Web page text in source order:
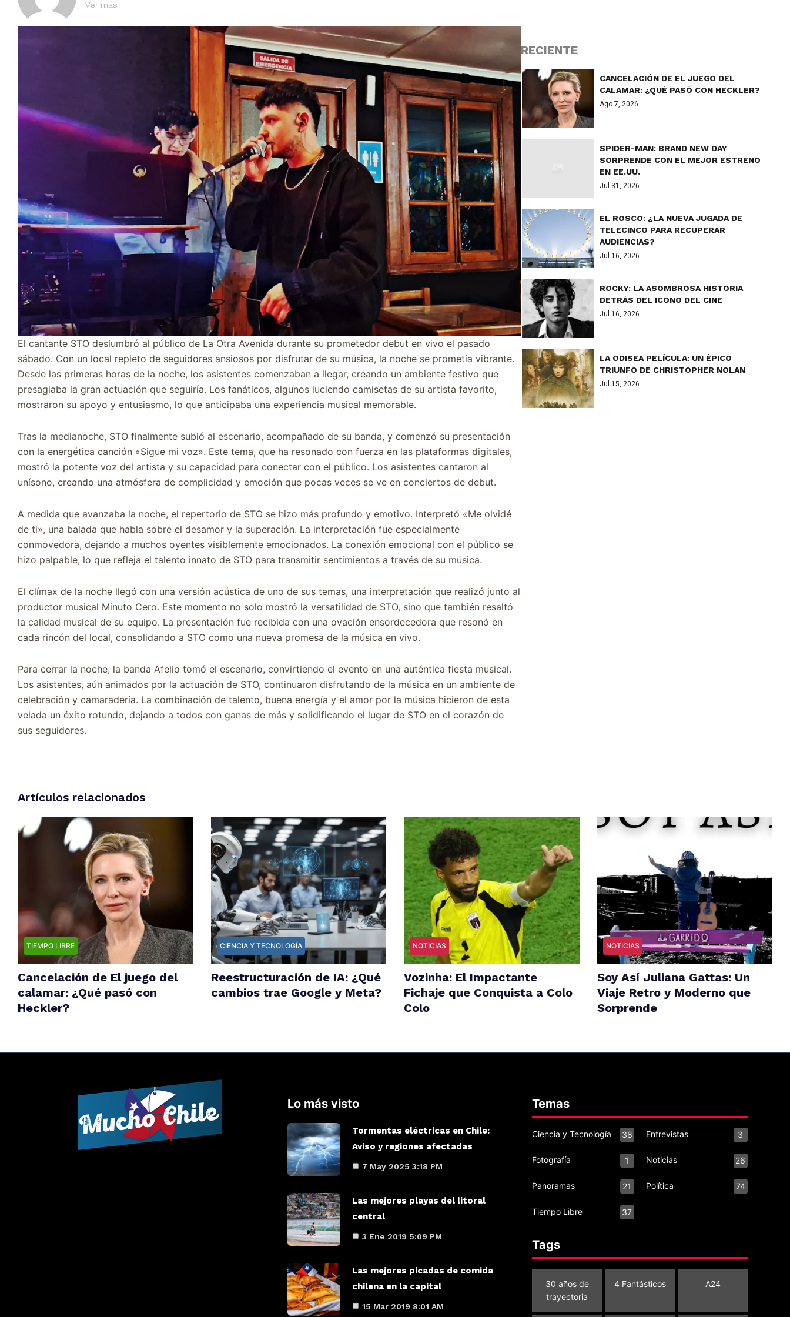
Ver más
El cantante STO deslumbró al público de La Otra Avenida durante su prometedor debut en vivo el pasado
sábado. Con un local repleto de seguidores ansiosos por disfrutar de su música, la noche se prometía vibrante.
Desde las primeras horas de la noche, los asistentes comenzaban a llegar, creando un ambiente festivo que
presagiaba la gran actuación que seguiría. Los fanáticos, algunos luciendo camisetas de su artista favorito,
mostraron su apoyo y entusiasmo, lo que anticipaba una experiencia musical memorable.
Tras la medianoche, STO finalmente subió al escenario, acompañado de su banda, y comenzó su presentación
con la energética canción «Sigue mi voz». Este tema, que ha resonado con fuerza en las plataformas digitales,
mostró la potente voz del artista y su capacidad para conectar con el público. Los asistentes cantaron al
unísono, creando una atmósfera de complicidad y emoción que pocas veces se ve en conciertos de debut.
A medida que avanzaba la noche, el repertorio de STO se hizo más profundo y emotivo. Interpretó «Me olvidé
de ti», una balada que habla sobre el desamor y la superación. La interpretación fue especialmente
conmovedora, dejando a muchos oyentes visiblemente emocionados. La conexión emocional con el público se
hizo palpable, lo que refleja el talento innato de STO para transmitir sentimientos a través de su música.
El clímax de la noche llegó con una versión acústica de uno de sus temas, una interpretación que realizó junto al
productor musical Minuto Cero. Este momento no solo mostró la versatilidad de STO, sino que también resaltó
la calidad musical de su equipo. La presentación fue recibida con una ovación ensordecedora que resonó en
cada rincón del local, consolidando a STO como una nueva promesa de la música en vivo.
Para cerrar la noche, la banda Afelio tomó el escenario, convirtiendo el evento en una auténtica fiesta musical.
Los asistentes, aún animados por la actuación de STO, continuaron disfrutando de la música en un ambiente de
celebración y camaradería. La combinación de talento, buena energía y el amor por la música hicieron de esta
velada un éxito rotundo, dejando a todos con ganas de más y solidificando el lugar de STO en el corazón de
sus seguidores.
RECIENTE
CANCELACIÓN DE EL JUEGO DEL
CALAMAR: ¿QUÉ PASÓ CON HECKLER?
Ago 7, 2026
SPIDER-MAN: BRAND NEW DAY
SORPRENDE CON EL MEJOR ESTRENO
EN EE.UU.
Jul 31, 2026
EL ROSCO: ¿LA NUEVA JUGADA DE
TELECINCO PARA RECUPERAR
AUDIENCIAS?
Jul 16, 2026
ROCKY: LA ASOMBROSA HISTORIA
DETRÁS DEL ICONO DEL CINE
Jul 16, 2026
LA ODISEA PELÍCULA: UN ÉPICO
TRIUNFO DE CHRISTOPHER NOLAN
Jul 15, 2026
Artículos relacionados
TIEMPO LIBRE
Cancelación de El juego del
calamar: ¿Qué pasó con
Heckler?
CIENCIA Y TECNOLOGÍA
Reestructuración de IA: ¿Qué
cambios trae Google y Meta?
NOTICIAS
Vozinha: El Impactante
Fichaje que Conquista a Colo
Colo
NOTICIAS
Soy Así Juliana Gattas: Un
Viaje Retro y Moderno que
Sorprende
Lo más visto
Tormentas eléctricas en Chile:
Aviso y regiones afectadas
7 May 2025 3:18 PM
Las mejores playas del litoral
central
3 Ene 2019 5:09 PM
Las mejores picadas de comida
chilena en la capital
15 Mar 2019 8:01 AM
Temas
Ciencia y Tecnología
38
Entrevistas 3
Fotografía 1 Noticias
26
Panoramas
21 Política 74
Tiempo Libre
37
Tags
30 años de
trayectoria
4 Fantásticos A24